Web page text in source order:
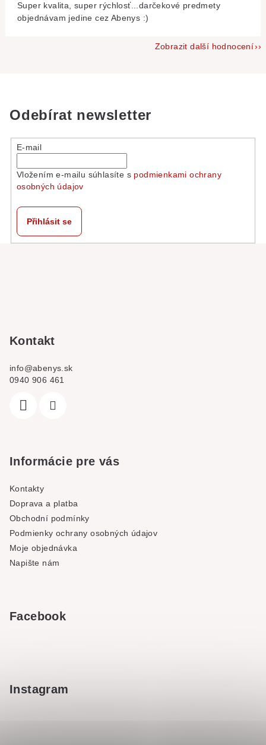
Super kvalita, super rýchlosť...darčekové predmety
objednávam jedine cez Abenys :)
Zobrazit další hodnocení
Odebírat newsletter
E-mail
Vložením e-mailu súhlasíte s podmienkami ochrany
osobných údajov
Přihlásit se
Kontakt
info@abenys.sk
0940 906 461
Informácie pre vás
Kontakty
Doprava a platba
Obchodní podmínky
Podmienky ochrany osobných údajov
Moje objednávka
Napište nám
Facebook
Instagram